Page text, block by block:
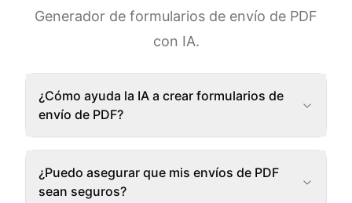
Generador de formularios de envío de PDF
con IA.
¿Cómo ayuda la IA a crear formularios de
envío de PDF?
¿Puedo asegurar que mis envíos de PDF
sean seguros?